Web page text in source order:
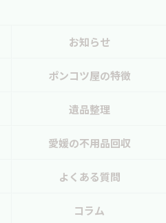
お知らせ
ポンコツ屋の特徴
遺品整理
愛媛の不用品回収
よくある質問
コラム